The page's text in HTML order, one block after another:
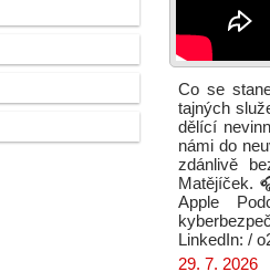
Co se
tajných
dělící
námi do
zdánlivě
Matějíček.
Apple
LinkedIn: /
29. 7. 2026